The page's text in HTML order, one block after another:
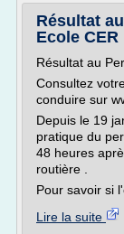
Résultat
Ecole CER
Résultat au
Consultez
conduire sur
Depuis le 19
pratique du
48 heures
routière .
Pour savoir si
Lire la suite